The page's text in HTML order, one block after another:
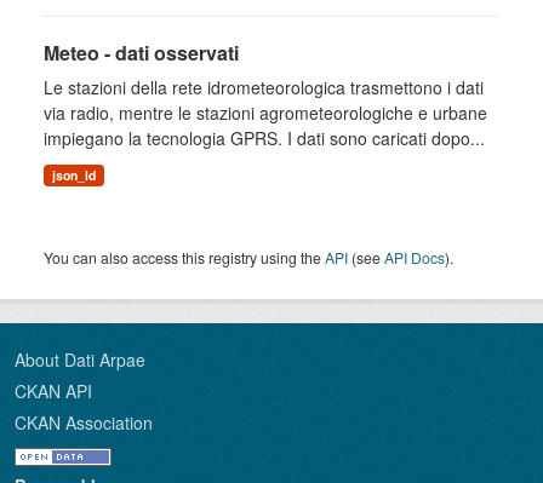
Meteo - dati osservati
Le stazioni della rete idrometeorologica trasmettono i dati
via radio, mentre le stazioni agrometeorologiche e urbane
impiegano la tecnologia GPRS. I dati sono caricati dopo...
json_ld
You can also access this registry using theAPI (seeAPI Docs).
About Dati Arpae
CKAN API
CKAN Association